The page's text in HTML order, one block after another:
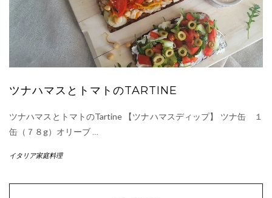
ツナハマスとトマトのTARTINE
ツナハマスとトマトのTartine 【ツナハマスディップ】 ツナ缶 １
缶（７８g）オリーブ …
イタリア家庭料理